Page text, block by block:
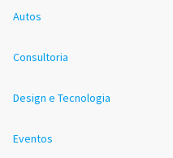
Autos
Consultoria
Design e Tecnologia
Eventos